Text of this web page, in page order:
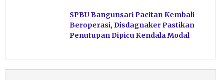
SPBU Bangunsari Pacitan Kembali
Beroperasi, Disdagnaker Pastikan
Penutupan Dipicu Kendala Modal